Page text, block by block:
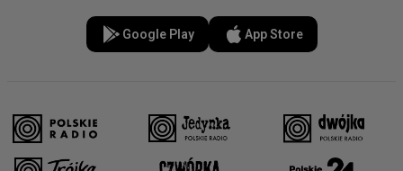
Google Play App Store